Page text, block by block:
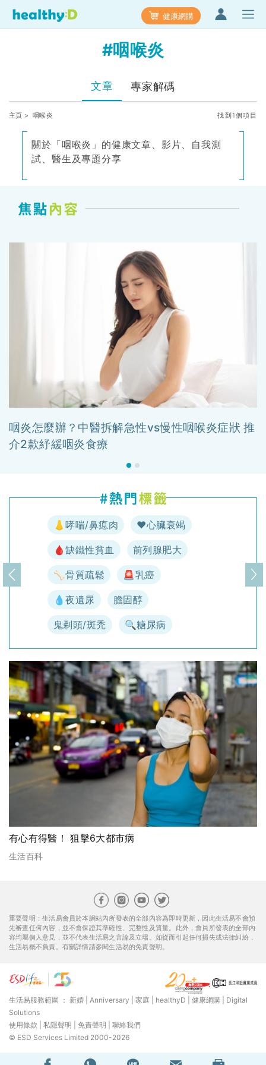
健康網購
#咽喉炎
文章 專家解碼
主頁 > 咽喉炎 找到1個項目
關於「咽喉炎」的健康文章、影片、自我測
試、醫生及專題分享
咽炎怎麼辦？中醫拆解急性vs慢性咽喉炎症狀 推
介2款紓緩咽炎食療
👃哮喘/鼻瘜肉 ♥️心臟衰竭
🩸缺鐵性貧血 前列腺肥大
🦴骨質疏鬆 🚨乳癌
💧夜遺尿 膽固醇
鬼剃頭/斑禿 🔍糖尿病
上一頁 下
有心有得醫！ 狙擊6大都市病
生活百科
重要聲明：生活易會員於本網站內所發表的全部內容為即時更新，因此生活易不會預
先審查任何內容，並不會保證其準確性、完整性及質量。此外，會員所發表的全部內
容均屬個人意見，並不代表生活易之言論及立場。如從而引起任何損失或法律糾紛，
生活易概不負責。有關詳情請參閱生活易的免責聲明。
生活易服務範圍 ： 新婚 Anniversary 家庭 healthyD 健康網購
Digital
Solutions
使用條款
私隱聲明 免責聲明
聯絡我們
© ESD Services Limited 2000-2026